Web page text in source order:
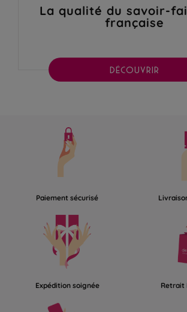
La qualité du savoir-
française
DÉCOUVRIR
Paiement sécurisé
Expédition soignée Retrait